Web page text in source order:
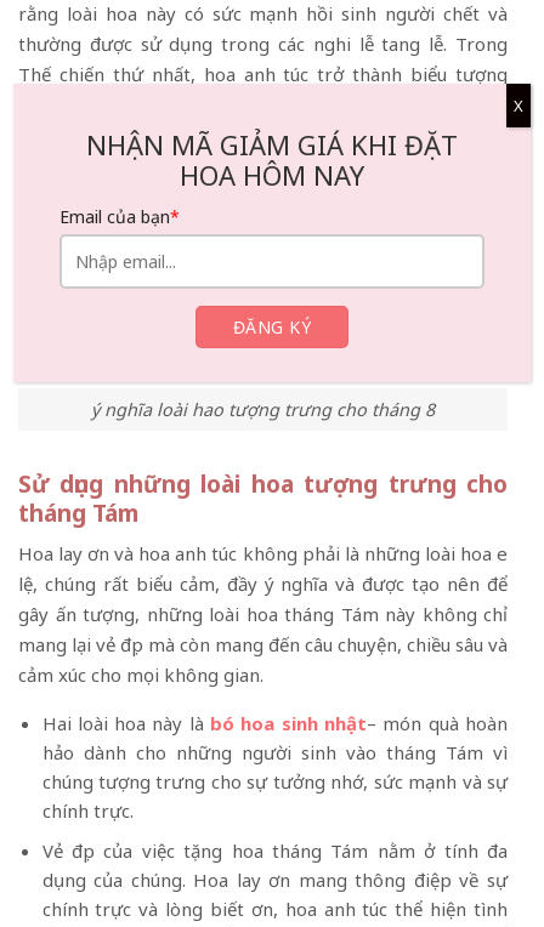
rằng loài hoa này có sức mạnh hồi sinh người chết và
thường được sử dụng trong các nghi lễ tang lễ. Trong
Thế chiến thứ nhất, hoa anh túc trở thành biểu tượng
Tóm lại, hoa lay ơn và hoa anh túc là hai loài hoa đẹp và ý
nghĩa, tượng trưng cho những khía cạnh khác nhau của
cuộc sống.
⇒ Xem thêm chi tiết:Hoa Anh Túc Có Ý Nghĩa Gì? Thông
Điệp Ít Ai Biết Về Loài Hoa Bí Ẩn Này
ý nghĩa loài hao tượng trưng cho tháng 8
Sử dụng những loài hoa tượng trưng cho
tháng Tám
Hoa lay ơn và hoa anh túc không phải là những loài hoa e
lệ, chúng rất biểu cảm, đầy ý nghĩa và được tạo nên để
gây ấn tượng, những loài hoa tháng Tám này không chỉ
mang lại vẻ đẹp mà còn mang đến câu chuyện, chiều sâu và
cảm xúc cho mọi không gian.
Hai loài hoa này là bó hoa sinh nhật– món quà hoàn
hảo dành cho những người sinh vào tháng Tám vì
chúng tượng trưng cho sự tưởng nhớ, sức mạnh và sự
chính trực.
Vẻ đẹp của việc tặng hoa tháng Tám nằm ở tính đa
dụng của chúng. Hoa lay ơn mang thông điệp về sự
chính trực và lòng biết ơn, hoa anh túc thể hiện tình
NHẬN MÃ GIẢM GIÁ KHI ĐẶT
HOA HÔM NAY
Email của bạn*
X